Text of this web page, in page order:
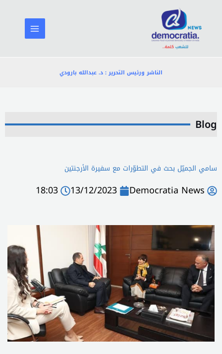
المحتوى
الناشر ورئيس التحرير : د. عبدالله بارودي
Blog
سامي الجميّل بحث في التطوّرات مع سفيرة الأرجنتين
Democratia News
13/12/2023
18:03